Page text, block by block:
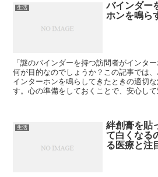
生活
バインダー
ホンを鳴ら
「謎のバインダーを持つ訪問者がインタ
何が目的なのでしょうか？この記事では
インターホンを鳴らしてきたときの適切
す。心の準備をしておくことで、安心して
生活
絆創膏を貼
て白くなる
る医療と注